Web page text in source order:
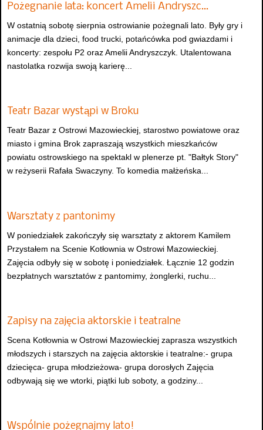
Pożegnanie lata: koncert Amelii Andryszc…
W ostatnią sobotę sierpnia ostrowianie pożegnali lato. Były gry i
animacje dla dzieci, food trucki, potańcówka pod gwiazdami i
koncerty: zespołu P2 oraz Amelii Andryszczyk. Utalentowana
nastolatka rozwija swoją karierę...
Teatr Bazar wystąpi w Broku
Teatr Bazar z Ostrowi Mazowieckiej, starostwo powiatowe oraz
miasto i gmina Brok zapraszają wszystkich mieszkańców
powiatu ostrowskiego na spektakl w plenerze pt. "Bałtyk Story"
w reżyserii Rafała Swaczyny. To komedia małżeńska...
Warsztaty z pantonimy
W poniedziałek zakończyły się warsztaty z aktorem Kamilem
Przystałem na Scenie Kotłownia w Ostrowi Mazowieckiej.
Zajęcia odbyły się w sobotę i poniedziałek. Łącznie 12 godzin
bezpłatnych warsztatów z pantomimy, żonglerki, ruchu...
Zapisy na zajęcia aktorskie i teatralne
Scena Kotłownia w Ostrowi Mazowieckiej zaprasza wszystkich
młodszych i starszych na zajęcia aktorskie i teatralne:- grupa
dziecięca- grupa młodzieżowa- grupa dorosłych Zajęcia
odbywają się we wtorki, piątki lub soboty, a godziny...
Wspólnie pożegnajmy lato!